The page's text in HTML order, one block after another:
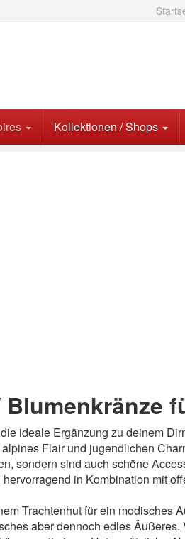
Kollektionen / Shops
ideale Ergänzung zu deinem
Flair und jugendlichen
sondern sind auch schöne
in Kombination mit
Trachtenhut für ein modisches
aber dennoch edles Äußeres.